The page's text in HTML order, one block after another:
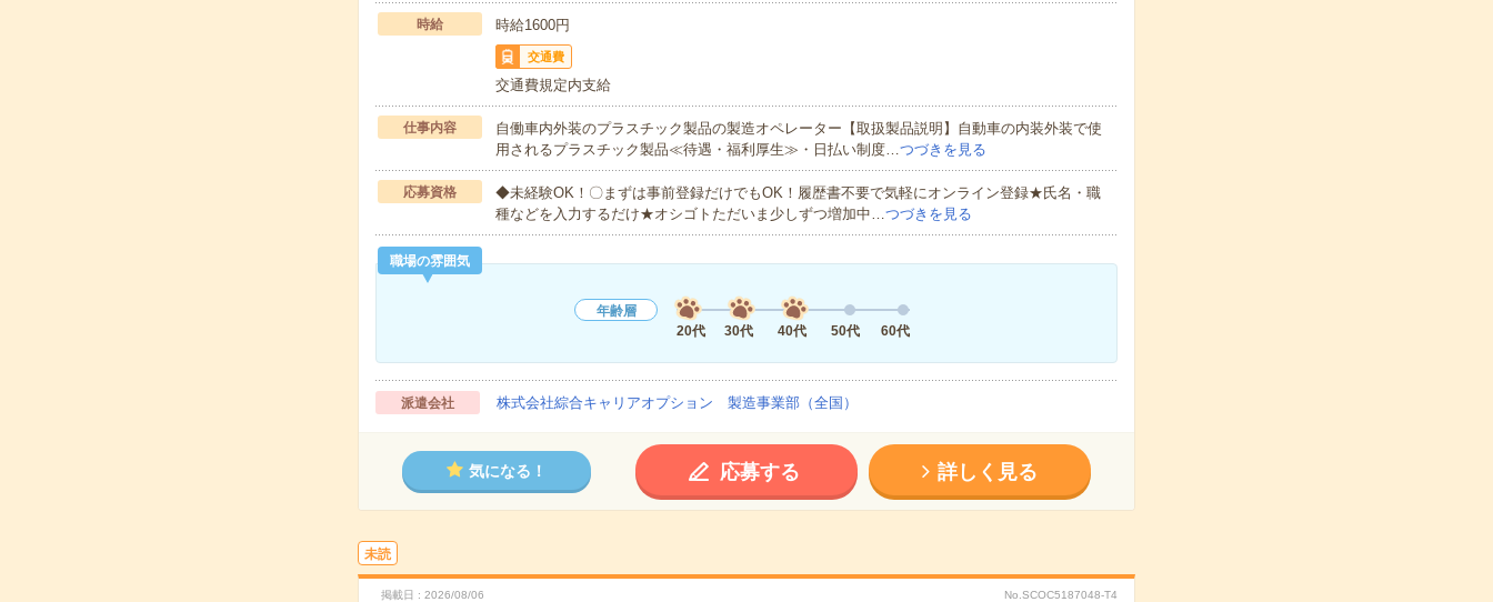
時給 時給1600円
交通費
交通費規定内支給
仕事内容
自働車内外装のプラスチック製品の製造オペレーター【取扱製品説明】自動車の内装外装で使
用されるプラスチック製品≪待遇・福利厚生≫・日払い制度…つづきを見る
応募資格
◆未経験OK！〇まずは事前登録だけでもOK！履歴書不要で気軽にオンライン登録★氏名・職
種などを入力するだけ★オシゴトただいま少しずつ増加中…つづきを見る
職場の雰囲気
年齢層
20代
30代 40代 50代 60代
派遣会社 株式会社綜合キャリアオプション 製造事業部（全国）
気になる！ 応募する 詳しく見る
未読
掲載日 2026/08/06 No.SCOC5187048-T4